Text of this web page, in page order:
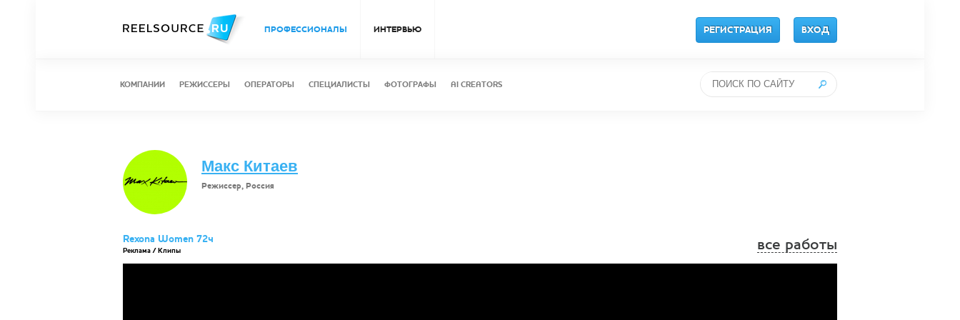
ПРОФЕССИОНАЛЫ ИНТЕРВЬЮ РЕГИСТРАЦИЯ ВХОД
КОМПАНИИ РЕЖИССЕРЫ ОПЕРАТОРЫ СПЕЦИАЛИСТЫ ФОТОГРАФЫ AI CREATORS
Макс Китаев
Режиссер, Россия
Rexona Women 72ч все работы
Реклама / Клипы